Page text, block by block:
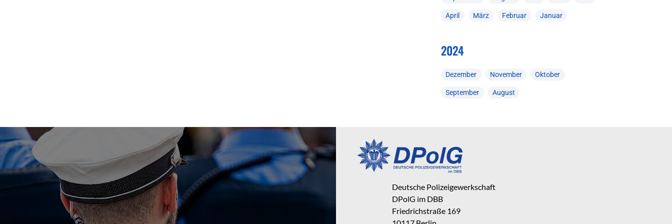
April März Februar Januar
2024
Dezember November Oktober
September August
Deutsche Polizeigewerkschaft
DPolG im DBB
Friedrichstraße 169